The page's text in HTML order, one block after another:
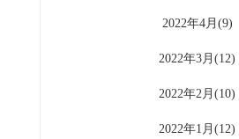
2022年4月(9)
2022年3月(12)
2022年2月(10)
2022年1月(12)